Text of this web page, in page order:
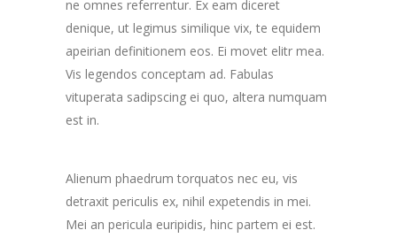
ne omnes referrentur. Ex eam diceret
denique, ut legimus similique vix, te equidem
apeirian definitionem eos. Ei movet elitr mea.
Vis legendos conceptam ad. Fabulas
vituperata sadipscing ei quo, altera numquam
est in.
Alienum phaedrum torquatos nec eu, vis
detraxit periculis ex, nihil expetendis in mei.
Mei an pericula euripidis, hinc partem ei est.